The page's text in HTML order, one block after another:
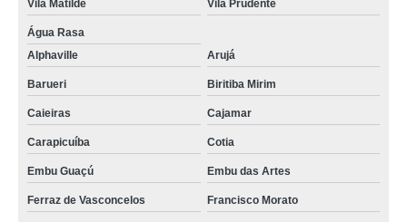
Vila Matilde Vila Prudente
Água Rasa
Alphaville
Arujá
Barueri Biritiba Mirim
Caieiras Cajamar
Carapicuíba Cotia
Embu Guaçú Embu das Artes
Ferraz de Vasconcelos Francisco Morato